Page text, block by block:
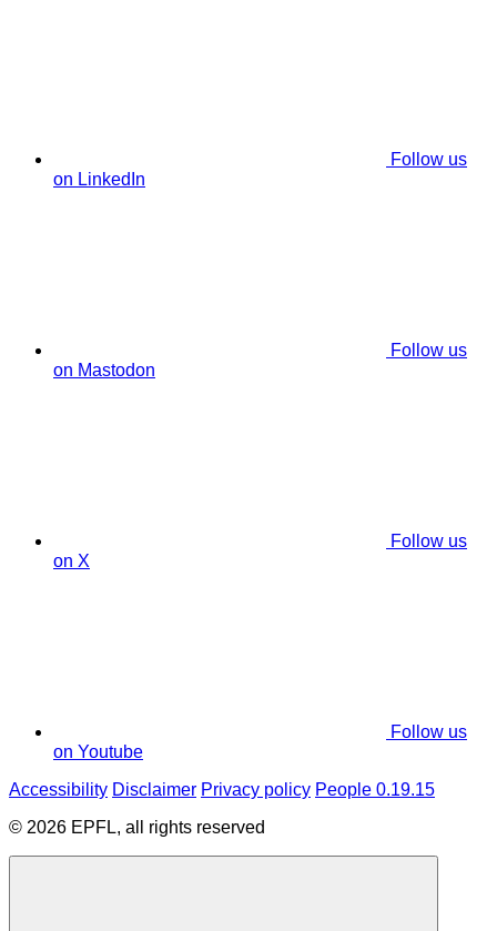
Follow us
on LinkedIn
Follow us
on Mastodon
Follow us
on X
Follow us
on Youtube
Accessibility Disclaimer Privacy policy People 0.19.15
© 2026 EPFL, all rights reserved